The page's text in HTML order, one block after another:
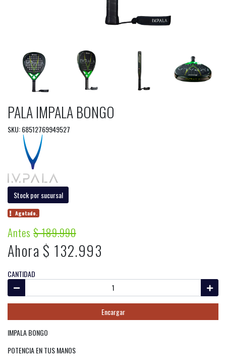
PALA IMPALA BONGO
SKU: 68512769949527
Stock por sucursal
Agotado.
Antes$ 189.990
Ahora $ 132.993
CANTIDAD
Encargar
IMPALA BONGO
POTENCIA EN TUS MANOS